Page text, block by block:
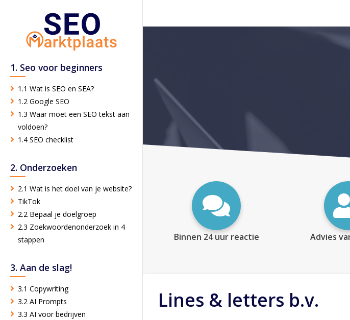
1. Seo voor beginners
1.1 Wat is SEO en SEA?
1.2 Google SEO
1.3 Waar moet een SEO tekst aan
voldoen?
1.4 SEO checklist
2. Onderzoeken
2.1 Wat is het doel van je website?
TikTok
2.2 Bepaal je doelgroep
2.3 Zoekwoordenonderzoek in 4
stappen
3. Aan de slag!
3.1 Copywriting
3.2 AI Prompts
3.3 AI voor bedrijven
Binnen 24 uur reactie Advies
Lines & letters b.v.